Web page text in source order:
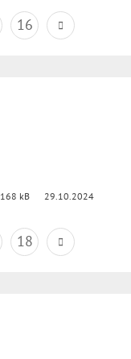
16
kB 29.10.2024
18